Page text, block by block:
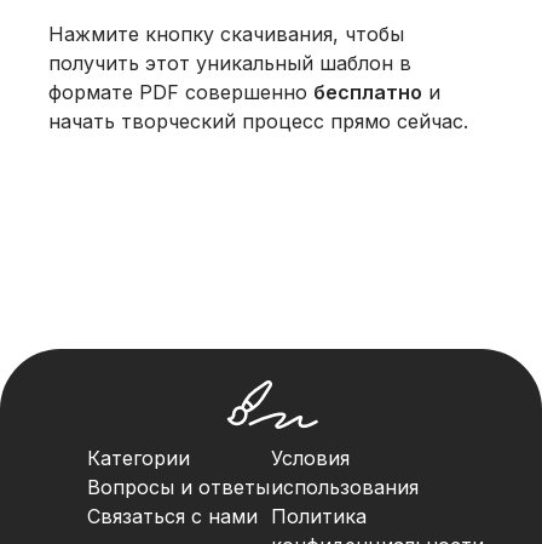
Нажмите кнопку скачивания, чтобы
получить этот уникальный шаблон в
формате PDF совершенно бесплатно и
начать творческий процесс прямо сейчас.
Категории
Вопросы и ответы
Связаться с нами
Условия
использования
Политика